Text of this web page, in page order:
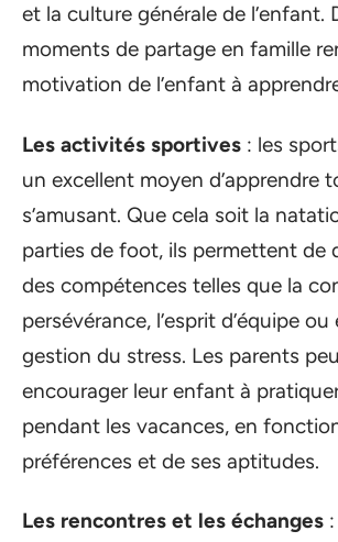
et la culture générale de l’enfant.
moments de partage en famille
motivation de l’enfant à
Les activités sportives : les
un excellent moyen d’apprendre
s’amusant. Que cela soit la
parties de foot, ils permettent de
des compétences telles que la
persévérance, l’esprit d’équipe ou
gestion du stress. Les parents
encourager leur enfant à
pendant les vacances, en
préférences et de ses aptitudes.
Les rencontres et les échanges